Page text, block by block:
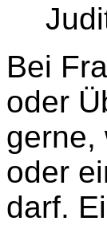
Bei
oder
gerne,
oder
darf.